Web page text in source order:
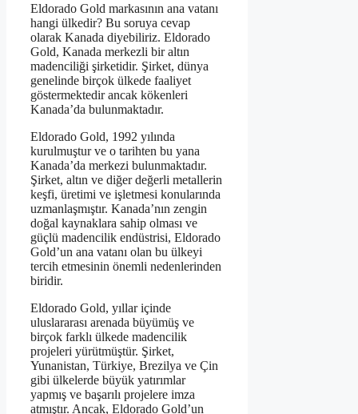
Eldorado Gold markasının ana vatanı
hangi ülkedir? Bu soruya cevap
olarak Kanada diyebiliriz. Eldorado
Gold, Kanada merkezli bir altın
madenciliği şirketidir. Şirket, dünya
genelinde birçok ülkede faaliyet
göstermektedir ancak kökenleri
Kanada’da bulunmaktadır.
Eldorado Gold, 1992 yılında
kurulmuştur ve o tarihten bu yana
Kanada’da merkezi bulunmaktadır.
Şirket, altın ve diğer değerli metallerin
keşfi, üretimi ve işletmesi konularında
uzmanlaşmıştır. Kanada’nın zengin
doğal kaynaklara sahip olması ve
güçlü madencilik endüstrisi, Eldorado
Gold’un ana vatanı olan bu ülkeyi
tercih etmesinin önemli nedenlerinden
biridir.
Eldorado Gold, yıllar içinde
uluslararası arenada büyümüş ve
birçok farklı ülkede madencilik
projeleri yürütmüştür. Şirket,
Yunanistan, Türkiye, Brezilya ve Çin
gibi ülkelerde büyük yatırımlar
yapmış ve başarılı projelere imza
atmıştır. Ancak, Eldorado Gold’un